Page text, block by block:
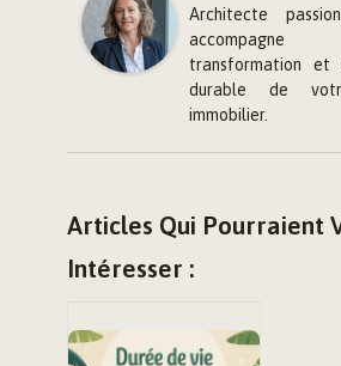
Architecte
transformation et
durable de
immobilier.
Articles Qui Pourraient
Intéresser :